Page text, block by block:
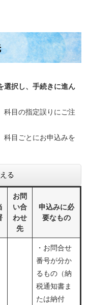
選択し、手続きに進ん
科目の指定誤りにご注
科目ごとにお申込みを
る
お問
い合
わせ
先
申込みに必
要なもの
・お問合せ
番号が分か
るもの（納
税通知書ま
たは納付